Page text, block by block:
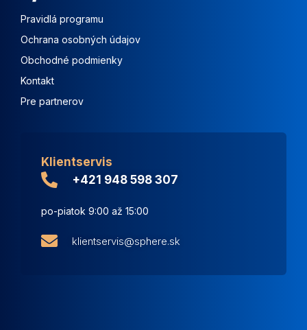
Klientservis
+421 948 598 307
po-piatok 9:00 až 15:00
klientservis@sphere.sk
Pravidlá programu
Ochrana osobných údajov
Obchodné podmienky
Kontakt
Pre partnerov